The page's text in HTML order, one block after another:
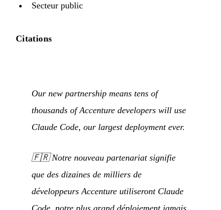
Secteur public
Citations
Our new partnership means tens of
thousands of Accenture developers will use
Claude Code, our largest deployment ever.
🇫🇷Notre nouveau partenariat signifie
que des dizaines de milliers de
développeurs Accenture utiliseront Claude
Code, notre plus grand déploiement jamais